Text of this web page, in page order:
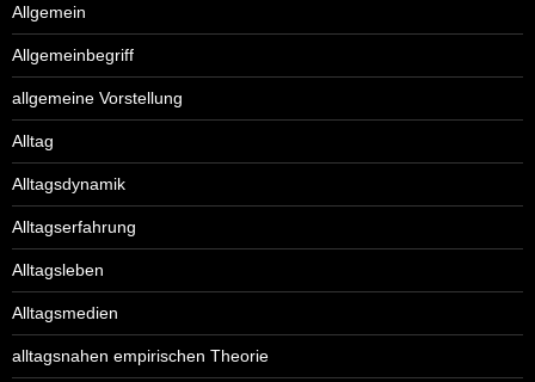
Allgemein
Allgemeinbegriff
allgemeine Vorstellung
Alltag
Alltagsdynamik
Alltagserfahrung
Alltagsleben
Alltagsmedien
alltagsnahen empirischen Theorie